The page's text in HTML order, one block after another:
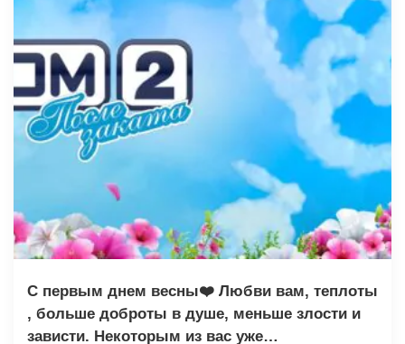
С первым днем весны❤️ Любви вам, теплоты
, больше доброты в душе, меньше злости и
зависти. Некоторым из вас уже…